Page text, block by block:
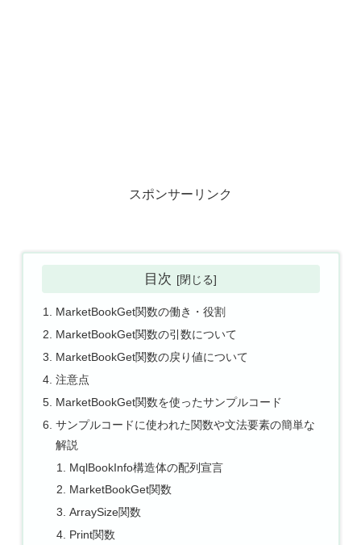
スポンサーリンク
目次
MarketBookGet関数の働き・役割
MarketBookGet関数の引数について
MarketBookGet関数の戻り値について
注意点
MarketBookGet関数を使ったサンプルコード
サンプルコードに使われた関数や文法要素の簡単な
解説
MqlBookInfo構造体の配列宣言
MarketBookGet関数
ArraySize関数
Print関数